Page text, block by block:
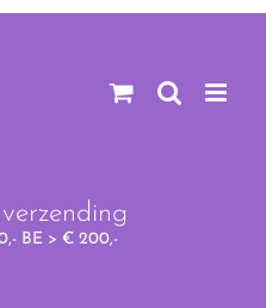
BE > € 200,-